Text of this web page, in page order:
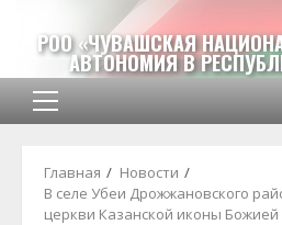
содержимому
РОО «ЧУВАШСКАЯ
АВТОНОМИЯ В
Основное
Главная
Новости
В селе Убеи Дрожжановского
церкви Казанской иконы